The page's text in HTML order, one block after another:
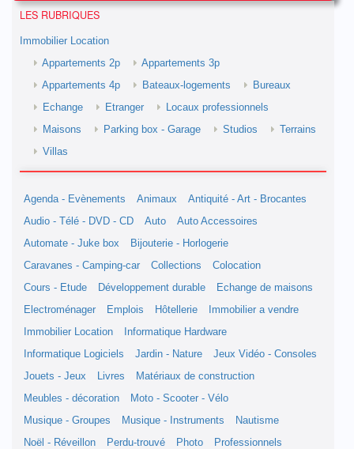
LES RUBRIQUES
Immobilier Location
Appartements 2p
Appartements 3p
Appartements 4p
Bateaux-logements
Bureaux
Echange
Etranger
Locaux professionnels
Maisons
Parking box - Garage Studios
Terrains
Villas
Agenda - Evènements Animaux
Antiquité - Art - Brocantes
Audio - Télé - DVD - CD
Auto
Auto Accessoires
Automate - Juke box
Bijouterie - Horlogerie
Caravanes - Camping-car
Collections
Colocation
Cours - Etude
Développement durable
Echange de maisons
Electroménager
Emplois Hôtellerie
Immobilier a vendre
Immobilier Location
Informatique Hardware
Informatique Logiciels
Jardin - Nature
Jeux Vidéo - Consoles
Jouets - Jeux
Livres
Matériaux de construction
Meubles - décoration
Moto - Scooter - Vélo
Musique - Groupes
Musique - Instruments
Nautisme
Noël - Réveillon
Perdu-trouvé Photo
Professionnels